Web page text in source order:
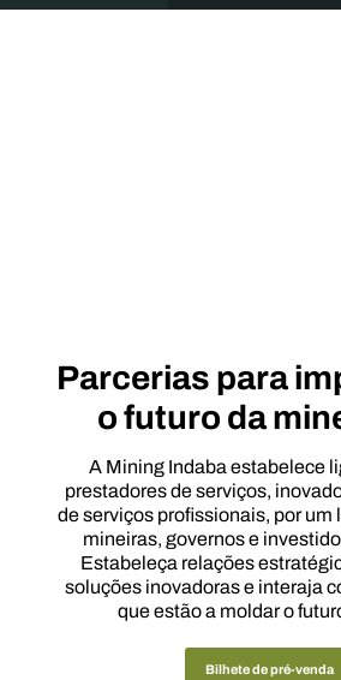
Parcerias para
o futuro da
A Mining Indaba estabelece
prestadores de serviços,
de serviços profissionais, por um
mineiras, governos e
Estabeleça relações
soluções inovadoras e interaja
que estão a moldar o
Bilhete de pré-venda